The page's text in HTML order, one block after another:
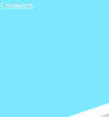
Стоимость